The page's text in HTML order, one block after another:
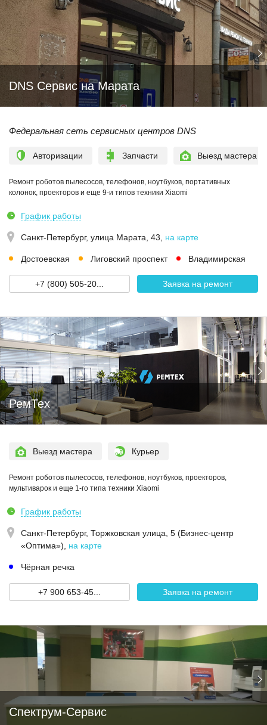
DNS Сервис на Марата
Федеральная сеть сервисных центров DNS
Авторизации Запчасти Выезд мастера
Ремонт роботов пылесосов, телефонов, ноутбуков, портативных
колонок, проекторов и еще 9-и типов техники Xiaomi
График работы
Санкт-Петербург, улица Марата, 43 на карте
Достоевская Лиговский проспект Владимирская
+7 (800) 505-20... Заявка на ремонт
РемТех
Выезд мастера Курьер
Ремонт роботов пылесосов, телефонов, ноутбуков, проекторов,
мультиварок и еще 1-го типа техники Xiaomi
График работы
Санкт-Петербург, Торжковская улица, 5 (Бизнес-центр
«Оптима»)
на карте
Чёрная речка
+7 900 653-45... Заявка на ремонт
Спектрум-Сервис